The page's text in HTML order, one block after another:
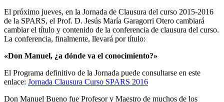
El próximo jueves, en la Jornada de Clausura del curso 2015-2016
de la SPARS, el Prof. D. Jesús María Garagorri Otero cambiará
cambiar el título y contenido de la conferencia de clausura del curso.
La conferencia, finalmente, llevará por título:
«Don Manuel, ¿a dónde va el conocimiento?»
El Programa definitivo de la Jornada puede consultarse en este
enlace: Jornada Clausura Curso SPARS 2016
Don Manuel Bueno fue Profesor y Maestro de muchos de los